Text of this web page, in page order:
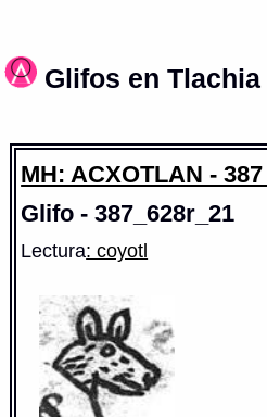
Glifos en Tlachia
MH: ACXOTLAN -
Glifo - 387_628r_21
Lectura: coyotl